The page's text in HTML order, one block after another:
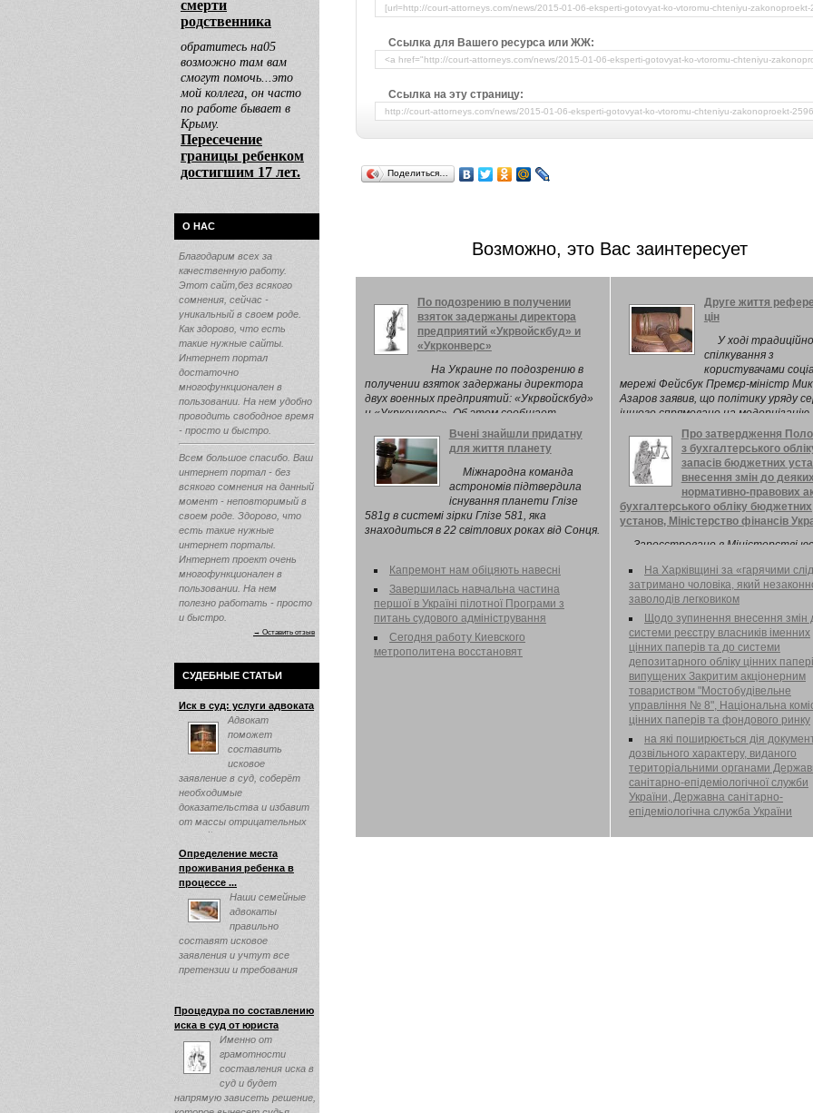
О НАС
Благодарим всех за
качественную работу.
Этот сайт,без всякого
сомнения, сейчас -
уникальный в своем роде.
Как здорово, что есть
такие нужные сайты.
Интернет портал
достаточно
многофункционален в
пользовании. На нем удобно
проводить свободное время
- просто и быстро.
Всем большое спасибо. Ваш
интернет портал - без
всякого сомнения на данный
момент - неповторимый в
своем роде. Здорово, что
есть такие нужные
интернет порталы.
Интернет проект очень
многофункционален в
пользовании. На нем
полезно работать - просто
и быстро.
→ Оставить отзыв
СУДЕБНЫЕ СТАТЬИ
Иск в суд: услуги адвоката
Адвокат
поможет
составить
исковое
заявление в суд, соберёт
необходимые
доказательства и избавит
от массы отрицательных
эмоций ...
Определение места
проживания ребенка в
процессе ...
Наши семейные
адвокаты
правильно
составят исковое
заявления и учтут все
претензии и требования
Процедура по составлению
иска в суд от юриста
Именно от
грамотности
составления иска в
суд и будет
напрямую зависеть решение,
Ссылка для Вашего ресурса или ЖЖ:
Ссылка на эту страницу:
Поделиться…
Возможно, это Вас заинтересует
По подозрению в получении
взяток задержаны директора
предприятий «Укрвойскбуд» и
«Укрконверс»
На Украине по подозрению в
получении взяток задержаны директора
двух военных предприятий: «Укрвойскбуд»
и «Укрконверс». Об этом сообщает
Zaxid.net со ссылкой на прокуратуру.
Вчені знайшли придатну
для життя планету
Міжнародна команда
астрономів підтвердила
існування планети Глізе
581g в системі зірки Глізе 581, яка
знаходиться в 22 світлових роках від Сонця.
Капремонт нам обіцяють навесні
Завершилась навчальна частина
першої в Україні пілотної Програми з
питань судового адміністрування
Сегодня работу Киевского
метрополитена восстановят
Друге життя
цін
У ході
спілкування з
користувачами
мережі Фейсбук Премєр-міністр
Азаров заявив, що політику уряду
іншого спрямовано на модернізацію
медичної галузі та надання ...
Про затвердження
з бухгалтерського
запасів бюджетних
внесення змін до деяких
нормативно-правових
бухгалтерського обліку бюджетних
установ, Міністерство фінансів
Зареєстровано в Міністерстві
Про затвердження Положення з
бухгалтерського обліку запасів
установ та внесення змін до деяких
нормативно-правових актів з
бухгалтерського обліку бюджетних
установ
На Харківщині за «гарячими
затримано чоловіка, який
заволодів легковиком
Щодо зупинення внесення змін
системи реєстру власників іменних
цінних паперів та до системи
депозитарного обліку цінних
випущених Закритим акціонерним
товариством "Мостобудівельне
управління № 8", Національна
цінних паперів та фондового ринку
на які поширюється дія
дозвільного характеру, виданого
територіальними органами
санітарно-епідеміологічної служби
України, Державна санітарно-
епідеміологічна служба України